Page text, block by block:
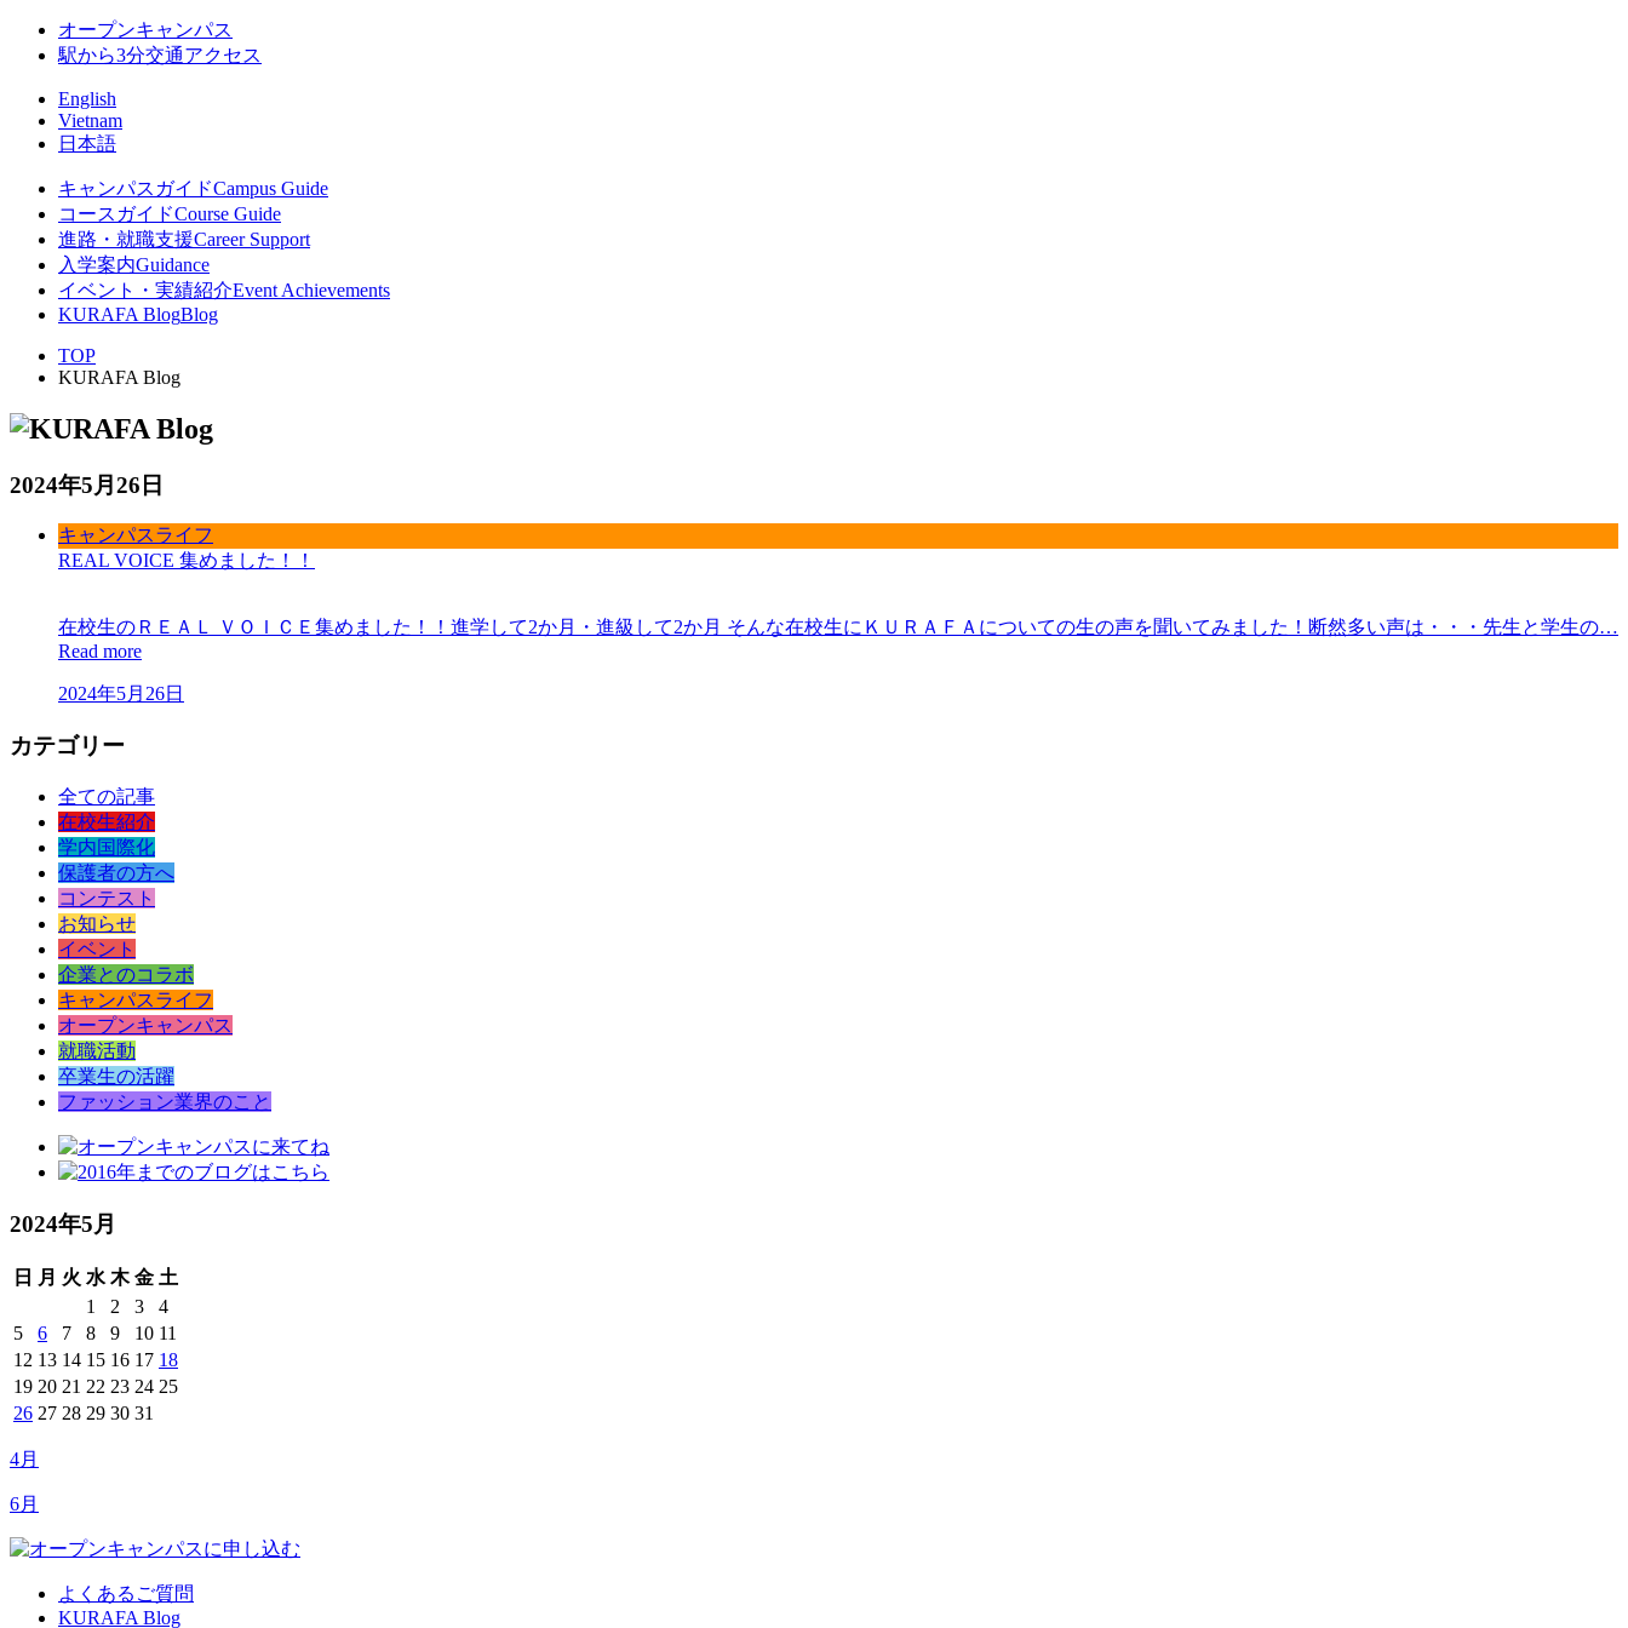
オープンキャンパス
駅から3分交通アクセス
English
Vietnam
日本語
キャンパスガイドCampus Guide
コースガイドCourse Guide
進路・就職支援Career Support
入学案内Guidance
イベント・実績紹介Event Achievements
KURAFA BlogBlog
TOP
KURAFA Blog
2024年5月26日
キャンパスライフ
REAL VOICE 集めました！！
在校生のＲＥＡＬ ＶＯＩＣＥ集めました！！進学して2か月・進級して2か月 そんな在校生にＫＵＲＡＦＡについての生の声を聞いてみました！断然多い声は・・・先生と学生の…
Read more
2024年5月26日
カテゴリー
全ての記事
在校生紹介
学内国際化
保護者の方へ
コンテスト
お知らせ
イベント
企業とのコラボ
キャンパスライフ
オープンキャンパス
就職活動
卒業生の活躍
ファッション業界のこと
2024年5月
日 月 火 水 木 金 土
1
2 3
4
5
6 7 8 9 10 11
12 13 14 15 16 17 18
19 20 21 22 23 24 25
26 27 28 29 30 31
4月
6月
よくあるご質問
KURAFA Blog